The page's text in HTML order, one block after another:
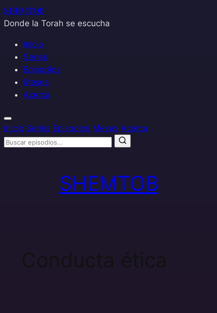
SHEMTOB
Donde la Torah se escucha
Inicio
Series
Episodios
Meses
Acerca
Inicio Series Episodios Meses Acerca
SHEMTOB
Conducta ética